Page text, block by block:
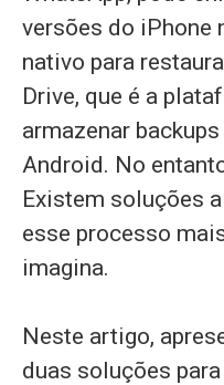
versões do iPhone
nativo para
Drive, que é a
armazenar
Android. No
Existem soluções
esse processo
imagina.
Neste artigo,
duas soluções